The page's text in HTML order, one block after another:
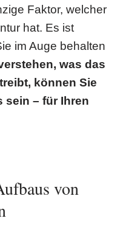
Faktor, welcher
hat. Es ist
im Auge behalten
was das
können Sie
sein – für Ihren
von